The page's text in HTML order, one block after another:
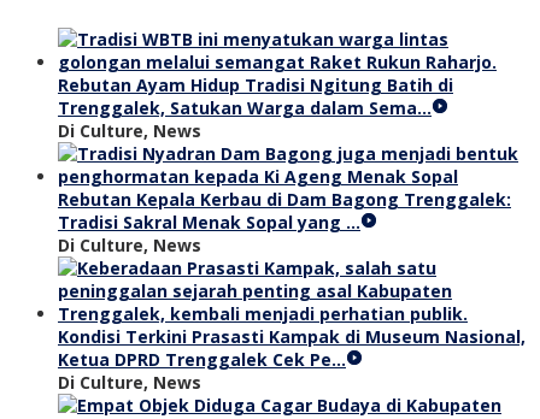
Rebutan Ayam Hidup Tradisi Ngitung Batih di
Trenggalek, Satukan Warga dalam Sema…
Di Culture, News
Rebutan Kepala Kerbau di Dam Bagong Trenggalek:
Tradisi Sakral Menak Sopal yang …
Di Culture, News
Kondisi Terkini Prasasti Kampak di Museum Nasional,
Ketua DPRD Trenggalek Cek Pe…
Di Culture, News